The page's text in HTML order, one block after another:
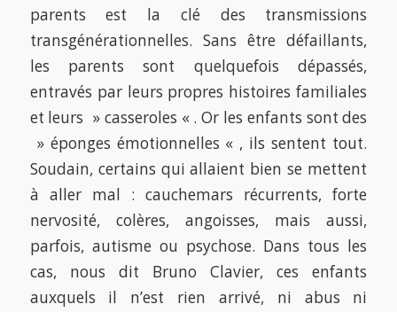
parents est la clé des transmissions
transgénérationnelles. Sans être défaillants,
les parents sont quelquefois dépassés,
entravés par leurs propres histoires familiales
et leurs » casseroles « . Or les enfants sont des
» éponges émotionnelles « , ils sentent tout.
Soudain, certains qui allaient bien se mettent
à aller mal : cauchemars récurrents, forte
nervosité, colères, angoisses, mais aussi,
parfois, autisme ou psychose. Dans tous les
cas, nous dit Bruno Clavier, ces enfants
auxquels il n’est rien arrivé, ni abus ni